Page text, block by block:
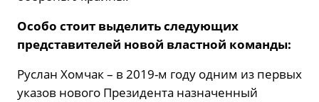
Особо стоит выделить следующих
представителей новой властной команды:
Руслан Хомчак – в 2019-м году одним из первых
указов нового Президента назначенный